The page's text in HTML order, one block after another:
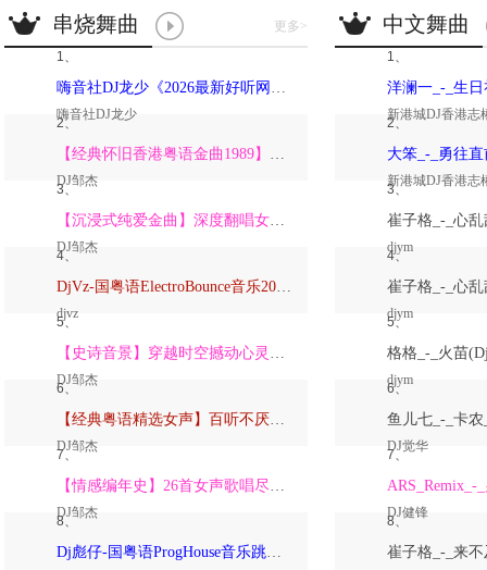
串烧舞曲 更多>
1、
嗨音社DJ龙少《2026最新好听网络伤感歌曲推荐·深爱过的人一生惦记》
嗨音社DJ龙少
2、
【经典怀旧香港粤语金曲1989】高潮版【DJ邹杰】
DJ邹杰
3、
【沉浸式纯爱金曲】深度翻唱女声版【DJ邹杰】_
DJ邹杰
4、
DjVz-国粤语ElectroBounce音乐2026讲不出再见怀旧版蹦迪跳舞大碟
djvz
5、
【史诗音景】穿越时空撼动心灵的管弦乐【DJ邹杰】
DJ邹杰
6、
【经典粤语精选女声】百听不厌深度翻唱版【DJ邹杰】_
DJ邹杰
7、
【情感编年史】26首女声歌唱尽从暗恋到放下的全部【DJ邹杰】
DJ邹杰
8、
Dj彪仔-国粤语ProgHouse音乐跳舞街vs心要让你听见串烧Vol.39
中文舞曲
1、
新港城DJ香港志
2、
新港城DJ香港志
3、
djym
4、
djym
5、
djym
6、
DJ觉华
7、
DJ健锋
8、